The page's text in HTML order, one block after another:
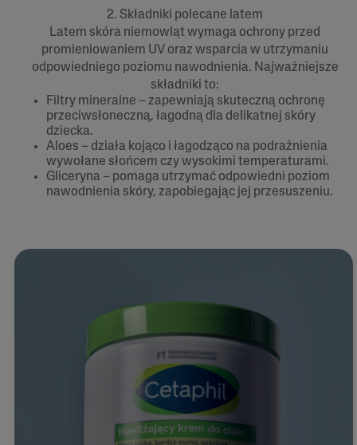
2. Składniki polecane latem
Latem skóra niemowląt wymaga ochrony przed
promieniowaniem UV oraz wsparcia w utrzymaniu
odpowiedniego poziomu nawodnienia. Najważniejsze
składniki to:
Filtry mineralne – zapewniają skuteczną ochronę
przeciwsłoneczną, łagodną dla delikatnej skóry
dziecka.
Aloes – działa kojąco i łagodząco na podrażnienia
wywołane słońcem czy wysokimi temperaturami.
Gliceryna – pomaga utrzymać odpowiedni poziom
nawodnienia skóry, zapobiegając jej przesuszeniu.